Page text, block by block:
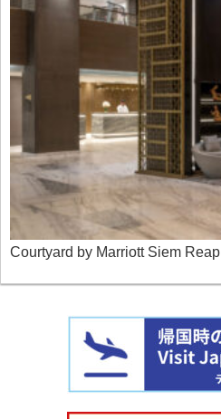
Courtyard by Marriott Siem Reap